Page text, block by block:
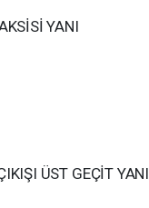
YANI
ÜST GEÇİT YANI